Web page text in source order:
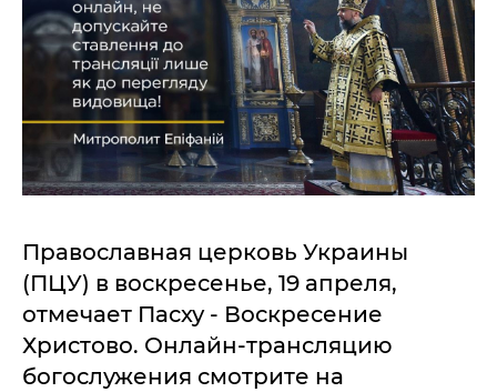
Православная церковь Украины
(ПЦУ) в воскресенье, 19 апреля,
отмечает Пасху - Воскресение
Христово. Онлайн-трансляцию
богослужения смотрите на